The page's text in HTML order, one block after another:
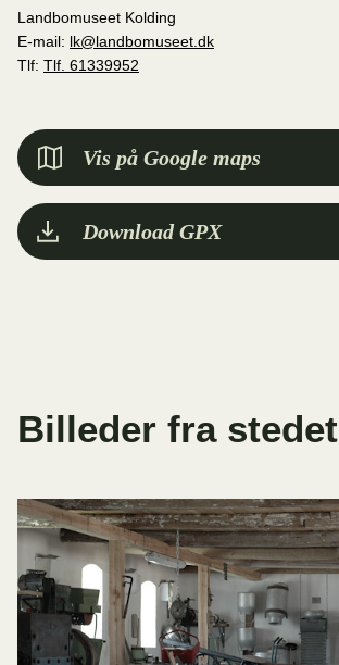
Landbomuseet Kolding
E-mail: lk@landbomuseet.dk
Tlf: Tlf. 61339952
Vis på Google maps
Download GPX
Billeder fra stedet